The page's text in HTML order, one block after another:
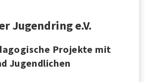
Jugendring e.V.
Projekte mit
Jugendlichen